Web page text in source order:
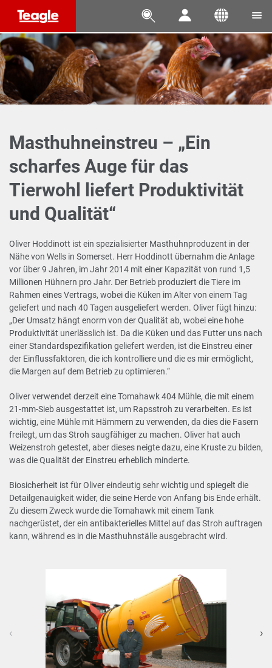
   
Masthuhneinstreu – „Ein
scharfes Auge für das
Tierwohl liefert Produktivität
und Qualität“
Oliver Hoddinott ist ein spezialisierter Masthuhnproduzent in der
Nähe von Wells in Somerset. Herr Hoddinott übernahm die Anlage
vor über 9 Jahren, im Jahr 2014 mit einer Kapazität von rund 1,5
Millionen Hühnern pro Jahr. Der Betrieb produziert die Tiere im
Rahmen eines Vertrags, wobei die Küken im Alter von einem Tag
geliefert und nach 40 Tagen ausgeliefert werden. Oliver fügt hinzu:
„Der Umsatz hängt enorm von der Qualität ab, wobei eine hohe
Produktivität unerlässlich ist. Da die Küken und das Futter uns nach
einer Standardspezifikation geliefert werden, ist die Einstreu einer
der Einflussfaktoren, die ich kontrolliere und die es mir ermöglicht,
die Margen auf dem Betrieb zu optimieren.“
Oliver verwendet derzeit eine Tomahawk 404 Mühle, die mit einem
21-mm-Sieb ausgestattet ist, um Rapsstroh zu verarbeiten. Es ist
wichtig, eine Mühle mit Hämmern zu verwenden, da dies die Fasern
freilegt, um das Stroh saugfähiger zu machen. Oliver hat auch
Weizenstroh getestet, aber dieses neigte dazu, eine Kruste zu bilden,
was die Qualität der Einstreu erheblich minderte.
Biosicherheit ist für Oliver eindeutig sehr wichtig und spiegelt die
Detailgenauigkeit wider, die seine Herde von Anfang bis Ende erhält.
Zu diesem Zweck wurde die Tomahawk mit einem Tank
nachgerüstet, der ein antibakterielles Mittel auf das Stroh auftragen
kann, während es in die Masthuhnställe ausgebracht wird.
‹ ›